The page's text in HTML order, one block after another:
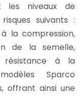
les niveaux de
suivants :
la compression,
de la semelle,
résistance à la
Sparco
offrant ainsi une